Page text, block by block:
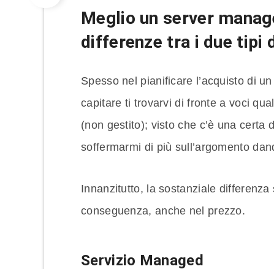
Meglio un server
differenze tra i due tipi
Spesso nel pianificare l’acquisto di un
capitare ti trovarvi di fronte a voci
(non gestito); visto che c’è una certa
soffermarmi di più sull’argomento
Innanzitutto, la sostanziale
conseguenza, anche nel prezzo.
Servizio Managed